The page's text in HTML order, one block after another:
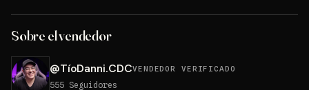
Sobre el vendedor
@TíoDanni.CDCVENDEDOR VERIFICADO
555 Seguidores